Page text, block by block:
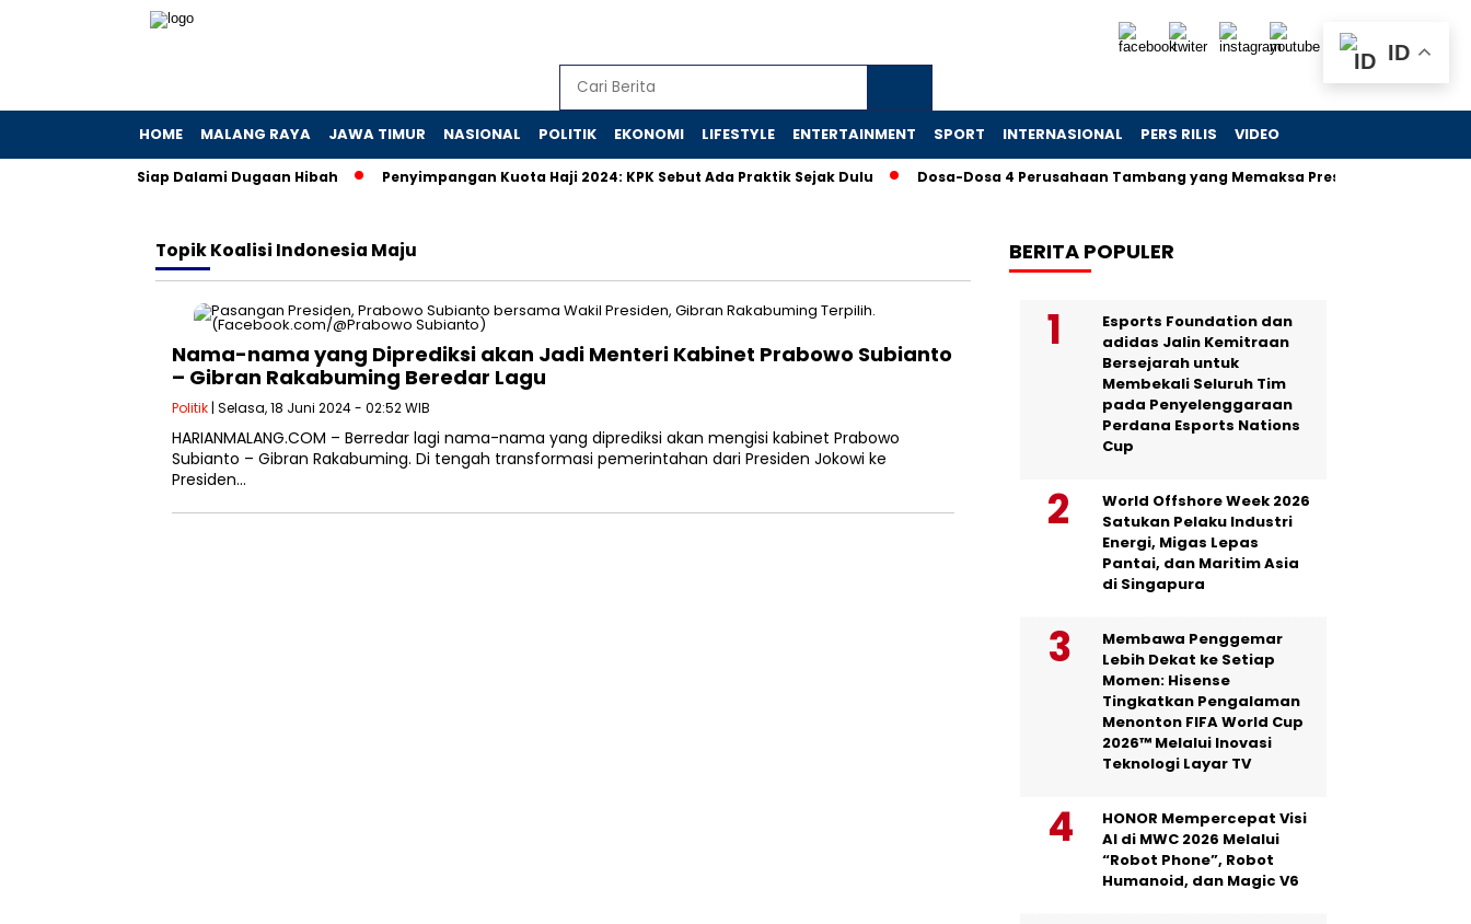
HOME MALANG RAYA JAWA TIMUR NASIONAL POLITIK EKONOMI LIFESTYLE ENTERTAINMENT SPORT INTERNASIONAL PERS RILIS VIDEO
Khofifah, KPK Siap Dalami Dugaan Hibah Penyimpangan Kuota Haji 2024: KPK Sebut Ada Praktik Sejak Dulu Dosa-Dosa 4 Perusahaan Tambang yang Memaksa Presiden Turun Tangan
TopikKoalisi Indonesia Maju
Nama-nama yang Diprediksi akan Jadi Menteri Kabinet Prabowo Subianto
– Gibran Rakabuming Beredar Lagu
Politik | Selasa, 18 Juni 2024 - 02:52 WIB
HARIANMALANG.COM – Berredar lagi nama-nama yang diprediksi akan mengisi kabinet Prabowo
Subianto – Gibran Rakabuming. Di tengah transformasi pemerintahan dari Presiden Jokowi ke
Presiden…
BERITA POPULER
Esports Foundation dan
adidas Jalin Kemitraan
Bersejarah untuk
Membekali Seluruh Tim
pada Penyelenggaraan
Perdana Esports Nations
Cup
World Offshore Week 2026
Satukan Pelaku Industri
Energi, Migas Lepas
Pantai, dan Maritim Asia
di Singapura
Membawa Penggemar
Lebih Dekat ke Setiap
Momen: Hisense
Tingkatkan Pengalaman
Menonton FIFA World Cup
2026™ Melalui Inovasi
Teknologi Layar TV
HONOR Mempercepat Visi
AI di MWC 2026 Melalui
“Robot Phone”, Robot
Humanoid, dan Magic V6
ID